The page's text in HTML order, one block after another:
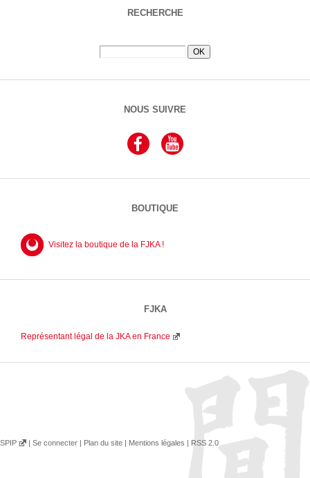
RECHERCHE
NOUS SUIVRE
BOUTIQUE
Visitez la boutique de la FJKA !
FJKA
Représentant légal de la JKA en France
SPIP | Se connecter | Plan du site | Mentions légales | RSS 2.0